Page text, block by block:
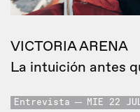
VICTORIA ARENA
La intuición antes
Entrevista MIE 22